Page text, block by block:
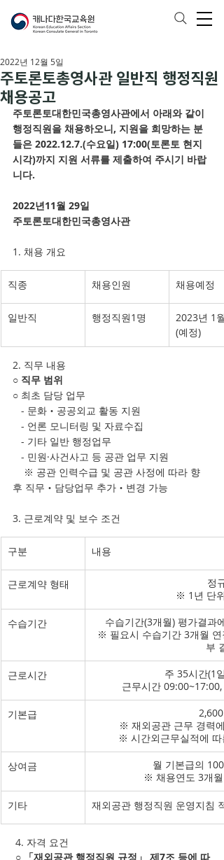
주토론토총영사관 일반직 행정직원
채용공고
2022년 12월 5일
주토론토대한민국총영사관에서 아래와 같이
행정직원을 채용하오니, 지원을 희망하는 분
들은 2022.12.7.(수요일) 17:00(토론토 현지
시각)까지 지원 서류를 제출하여 주시기 바랍
니다.
2022년11월 29일
주토론토대한민국총영사관
1. 채용 개요
​직종 ​채용인원 채용예정
일반직 행정직원1명
2023년 1월
(예정)
2. 직무 내용
○ 직무 범위
○ 최초 담당 업무
   - 문화‧공공외교 활동 지원
   - 언론 모니터링 및 자료수집
   - 기타 일반 행정업무
   - 민원·사건사고 등 공관 업무 지원
후 직무‧담당업무 추가‧변경 가능
3. 근로계약 및 보수 조건
구분 내용
근로계약 형태
정
※ 1년 단
수습기간
수습기간(3개월) 평가결과
※ 필요시 수습기간 3개월
부
근로시간
주 35시간(1
근무시간
기본급
2,600
※ 재외공관 근무 경력
※ 시간외근무실적에
상여금
월 기본급의
※ 채용연도 3개월
기타 재외공관 행정직원 운영지침 적
4. 자격 요건